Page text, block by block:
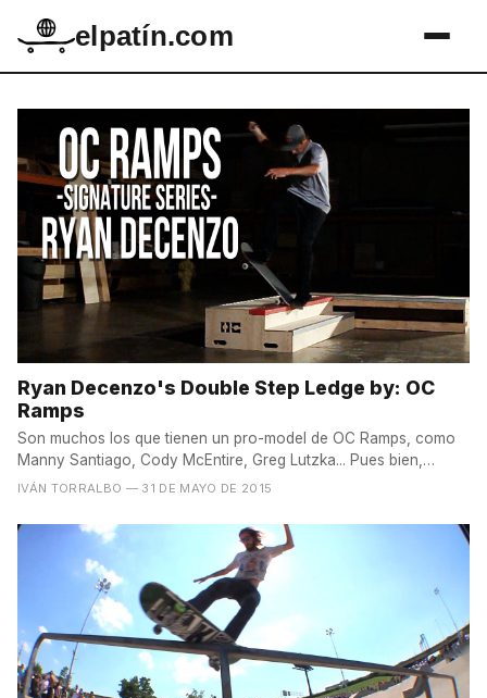
elpatín.com
Ryan Decenzo's Double Step Ledge by: OC
Ramps
Son muchos los que tienen un pro-model de OC Ramps, como
Manny Santiago, Cody McEntire, Greg Lutzka... Pues bien,
ahora...
IVÁN TORRALBO — 31 DE MAYO DE 2015